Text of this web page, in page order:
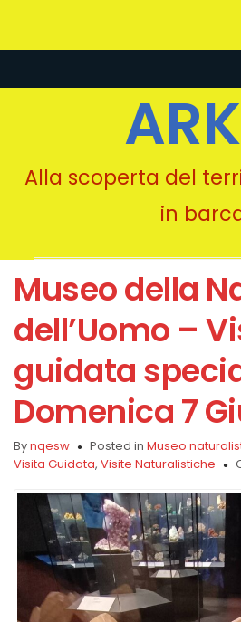
Alla scoperta del
in
Museo della
dell’Uomo –
guidata
Domenica 7
Bynqesw Posted in Museo
Visita Guidata, Visite Naturalistiche